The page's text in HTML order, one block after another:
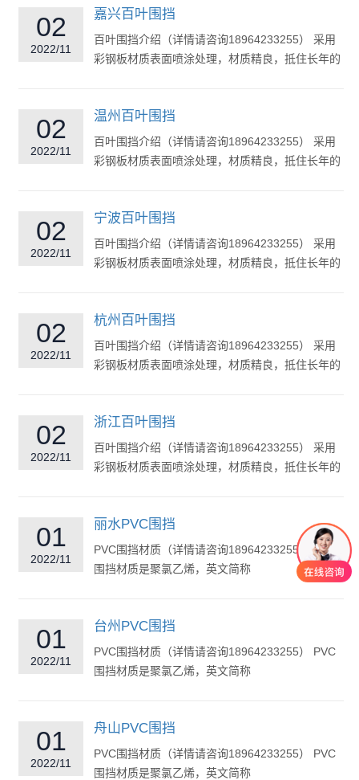
02
2022/11
嘉兴百叶围挡
百叶围挡介绍（详情请咨询18964233255） 采用
彩钢板材质表面喷涂处理，材质精良，抵住长年的
02
2022/11
温州百叶围挡
百叶围挡介绍（详情请咨询18964233255） 采用
彩钢板材质表面喷涂处理，材质精良，抵住长年的
02
2022/11
宁波百叶围挡
百叶围挡介绍（详情请咨询18964233255） 采用
彩钢板材质表面喷涂处理，材质精良，抵住长年的
02
2022/11
杭州百叶围挡
百叶围挡介绍（详情请咨询18964233255） 采用
彩钢板材质表面喷涂处理，材质精良，抵住长年的
02
2022/11
浙江百叶围挡
百叶围挡介绍（详情请咨询18964233255） 采用
彩钢板材质表面喷涂处理，材质精良，抵住长年的
01
2022/11
丽水PVC围挡
PVC围挡材质（详情请咨询18964233255） PVC
围挡材质是聚氯乙烯，英文简称
01
2022/11
台州PVC围挡
PVC围挡材质（详情请咨询18964233255） PVC
围挡材质是聚氯乙烯，英文简称
01
2022/11
舟山PVC围挡
PVC围挡材质（详情请咨询18964233255） PVC
围挡材质是聚氯乙烯，英文简称